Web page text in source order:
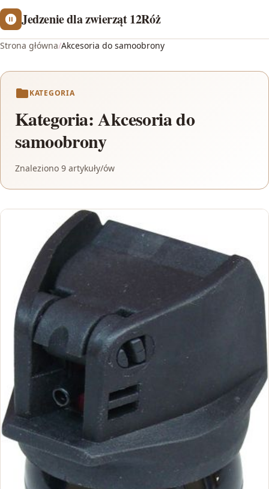
Jedzenie dla zwierząt 12Róż
Strona główna/Akcesoria do samoobrony
KATEGORIA
Kategoria:Akcesoria do
samoobrony
Znaleziono 9 artykuły/ów